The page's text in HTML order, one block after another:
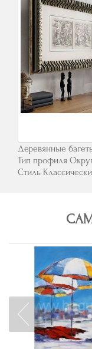
Деревянные
Тип профиля
Стиль